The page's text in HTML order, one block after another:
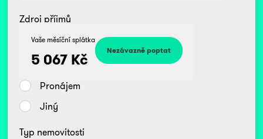
Vaše měsíční splátka
5 067 Kč
Zdroj příjmů
Zaměstnanec
Podnikatel/OSVČ
Pronájem
Jiný
Typ nemovitosti